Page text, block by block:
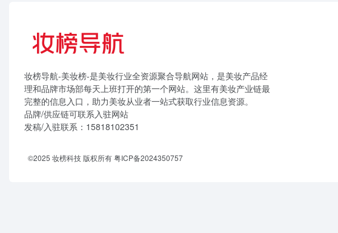
妆榜导航-美妆榜-是美妆行业全资源聚合导航网站，是美妆产品经
理和品牌市场部每天上班打开的第一个网站。这里有美妆产业链最
完整的信息入口，助力美妆从业者一站式获取行业信息资源。
品牌/供应链可联系入驻网站
发稿/入驻联系：15818102351
©2025 妆榜科技 版权所有粤ICP备2024350757